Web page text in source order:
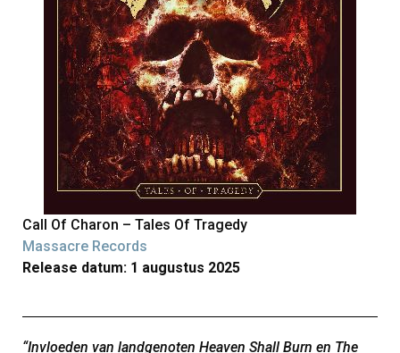
Call Of Charon – Tales Of Tragedy
Massacre Records
Release datum: 1 augustus 2025
“Invloeden van landgenoten Heaven Shall Burn en The